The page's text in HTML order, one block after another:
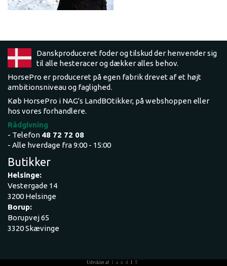
Danskproduceret foder og tilskud der henvender sig
til alle hesteracer og dækker alles behov.
HorsePro er produceret på egen fabrik drevet af et højt
ambitionsniveau og faglighed.
Køb HorsePro i NAG's LandBOtikker, på webshoppen eller
hos vores forhandlere.
Rådgivning
- Telefon 48 72 72 08
- Alle hverdage fra 9:00 - 15:00
Butikker
Helsinge:
Vestergade 14
3200 Helsinge
Borup:
Borupvej 65
3320 Skævinge
Udviklet af land I T